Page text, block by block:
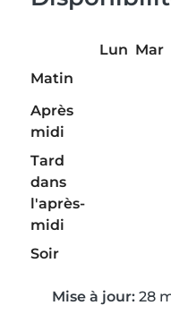
Lun Mar
Matin
Après
midi
Tard
dans
l'après-
midi
Soir
Mise à jour: 28